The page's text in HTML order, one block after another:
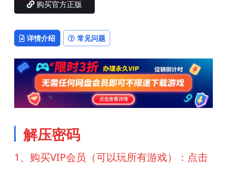
购买官方正版
详情介绍 常见问题
解压密码
1、购买VIP会员（可以玩所有游戏）：点击